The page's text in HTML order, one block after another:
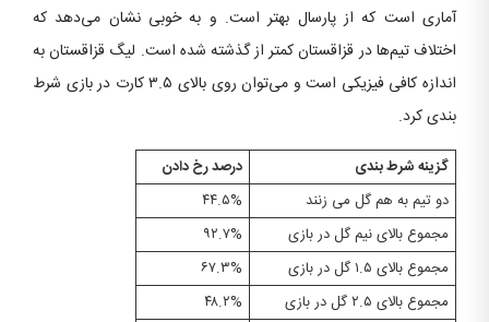
آماری است که از پارسال بهتر است. و به خوبی نشان می‌دهد که
اختلاف تیم‌ها در قزاقستان کمتر از گذشته شده است. لیگ قزاقستان به
اندازه کافی فیزیکی است و می‌توان روی بالای ۳.۵ کارت در بازی شرط
بندی کرد.
گزینه شرط بندی
درصد رخ دادن
دو تیم به هم گل می زنند
۴۴.۵%
مجموع بالای نیم گل در بازی
۹۲.۷%
مجموع بالای ۱.۵ گل در بازی
۶۷.۳%
مجموع بالای ۲.۵ گل در بازی
۴۸.۲%